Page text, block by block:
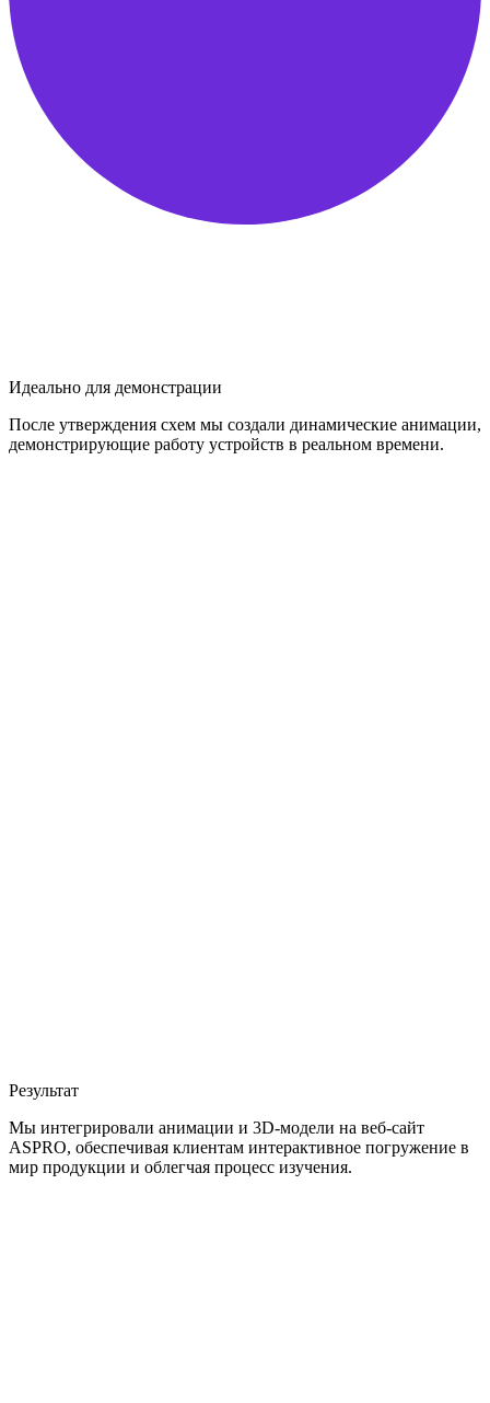
Идеально для демонстрации
После утверждения схем мы создали динамические анимации,
демонстрирующие работу устройств в реальном времени.
Результат
Мы интегрировали анимации и 3D-модели на веб-сайт
ASPRO, обеспечивая клиентам интерактивное погружение в
мир продукции и облегчая процесс изучения.